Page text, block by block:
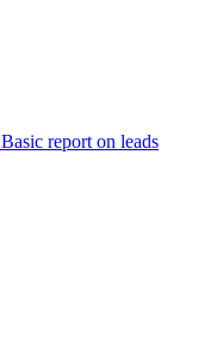
Basic report on leads